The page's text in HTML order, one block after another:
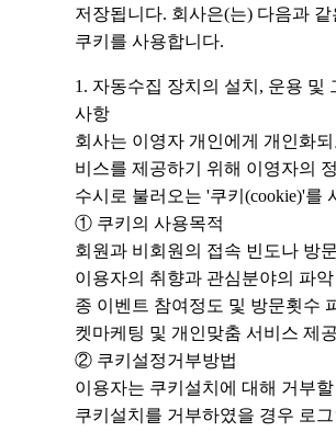
저장됩니다. 회사은(는) 다음과 같
쿠키를 사용합니다.
1. 자동수집 장치의 설치, 운용 및
사항
회사는 이영자 개인에게 개인화
비스를 제공하기 위해 이영자의
수시로 불러오는 '쿠키(cookie)'를
① 쿠키의 사용목적
회원과 비회원의 접속 빈도나 방
이용자의 취향과 관심분야의 파
종 이벤트 참여정도 및 방문횟수
켓마케팅 및 개인맞춤 서비스 제공
② 쿠키설정거부방법
이용자는 쿠키설치에 대해 거부
쿠키설치를 거부하였을 경우 로